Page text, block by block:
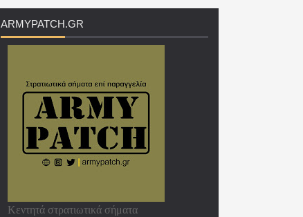
ARMYPATCH.GR
Κεντητά στρατιωτικά σήματα